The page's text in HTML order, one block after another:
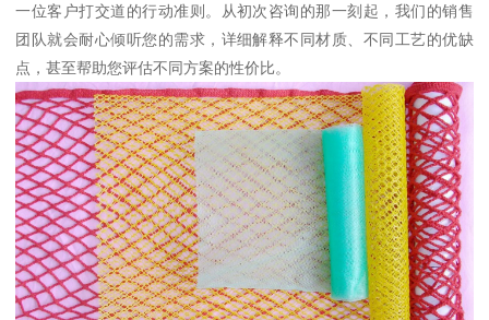
一位客户打交道的行动准则。从初次咨询的那一刻起，我们的销售
团队就会耐心倾听您的需求，详细解释不同材质、不同工艺的优缺
点，甚至帮助您评估不同方案的性价比。